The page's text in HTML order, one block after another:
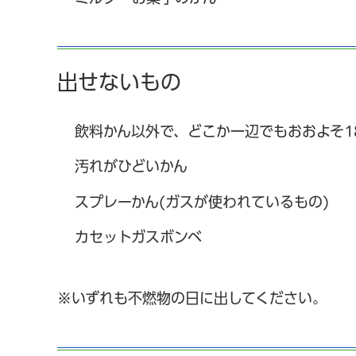
出せないもの
飲料かん以外で、どこか一辺でもおおよそ
汚れがひどいかん
スプレーかん(ガスが使われているもの)
カセットガスボンベ
※いずれも不燃物の日に出してください。